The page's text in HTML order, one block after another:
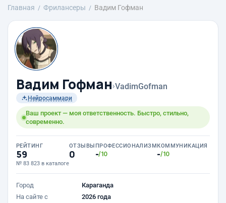
Главная Фрилансеры Вадим Гофман
Вадим Гофман›VadimGofman
Нейросаммари
Ваш проект — моя ответственность. Быстро, стильно,
современно.
РЕЙТИНГ
59
№ 83 823 в каталоге
ОТЗЫВЫ
0
ПРОФЕССИОНАЛИЗМ
-/10
КОММУНИКАЦИЯ
-/10
Город
Караганда
На сайте с
2026 года